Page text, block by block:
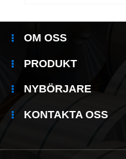
OM OSS
PRODUKT
NYBÖRJARE
KONTAKTA OSS